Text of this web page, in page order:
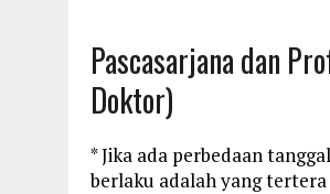
Pascasarjana dan
Doktor)
* Jika ada perbedaan
berlaku adalah yang tertera